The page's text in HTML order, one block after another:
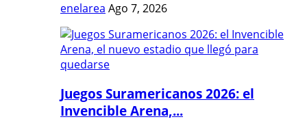
enelarea Ago 7, 2026
Juegos Suramericanos 2026: el
Invencible Arena,...